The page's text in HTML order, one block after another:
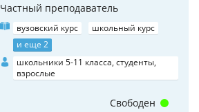
Частный преподаватель
вузовский курс
школьный курс
и еще 2
школьники 5-11 класса, студенты,
взрослые
Свободен